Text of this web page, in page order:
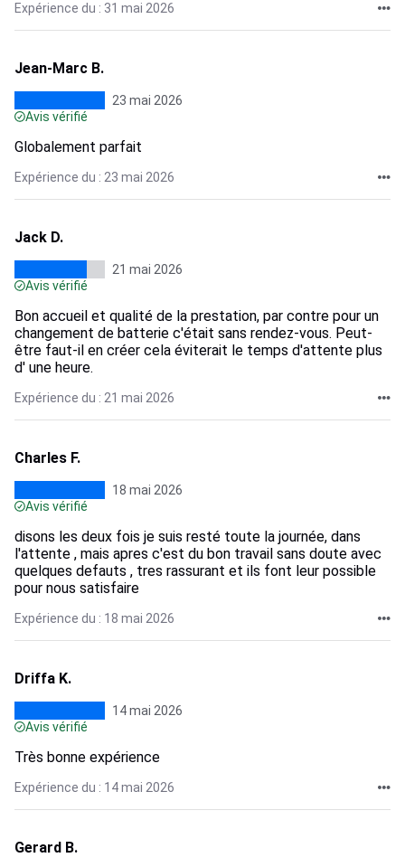
Expérience du : 31 mai 2026
Jean-Marc B.
23 mai 2026
Avis vérifié
Globalement parfait
Expérience du : 23 mai 2026
Jack D.
21 mai 2026
Avis vérifié
Bon accueil et qualité de la prestation, par contre pour un
changement de batterie c'était sans rendez-vous. Peut-
être faut-il en créer cela éviterait le temps d'attente plus
d' une heure.
Expérience du : 21 mai 2026
Charles F.
18 mai 2026
Avis vérifié
disons les deux fois je suis resté toute la journée, dans
l'attente , mais apres c'est du bon travail sans doute avec
quelques defauts , tres rassurant et ils font leur possible
pour nous satisfaire
Expérience du : 18 mai 2026
Driffa K.
14 mai 2026
Avis vérifié
Très bonne expérience
Expérience du : 14 mai 2026
Gerard B.